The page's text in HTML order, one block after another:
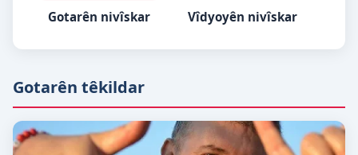
Gotarên nivîskar Vîdyoyên nivîskar
Gotarên têkildar